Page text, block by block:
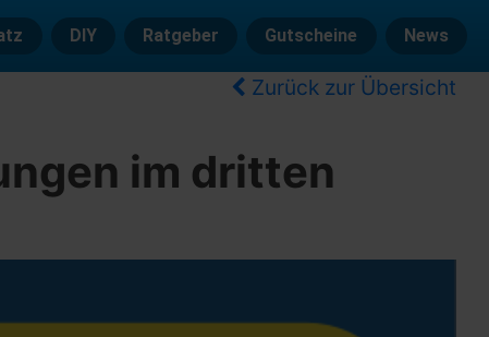
DIY Ratgeber Gutscheine News
Zurück zur Übersicht
im dritten